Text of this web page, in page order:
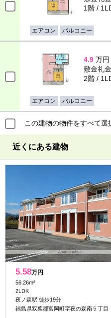
1階 /
エアコン バルコニー
4.9 万円
敷金礼金
2階 /
エアコン バルコニー
この建物の物件をすべて選
近くにある建物
5.58万円
56.26m²
2LDK
夜ノ森駅 徒歩19分
福島県双葉郡富岡町字夜の森南５丁目